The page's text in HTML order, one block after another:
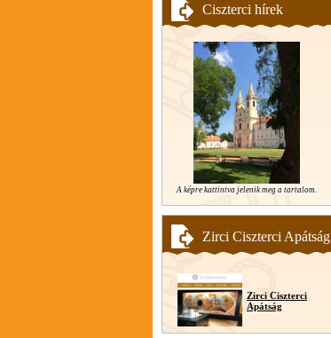
Ciszterci hírek
A képre kattintva jelenik meg a tartalom.
Zirci Ciszterci Apátság
Zirci Ciszterci
Apátság